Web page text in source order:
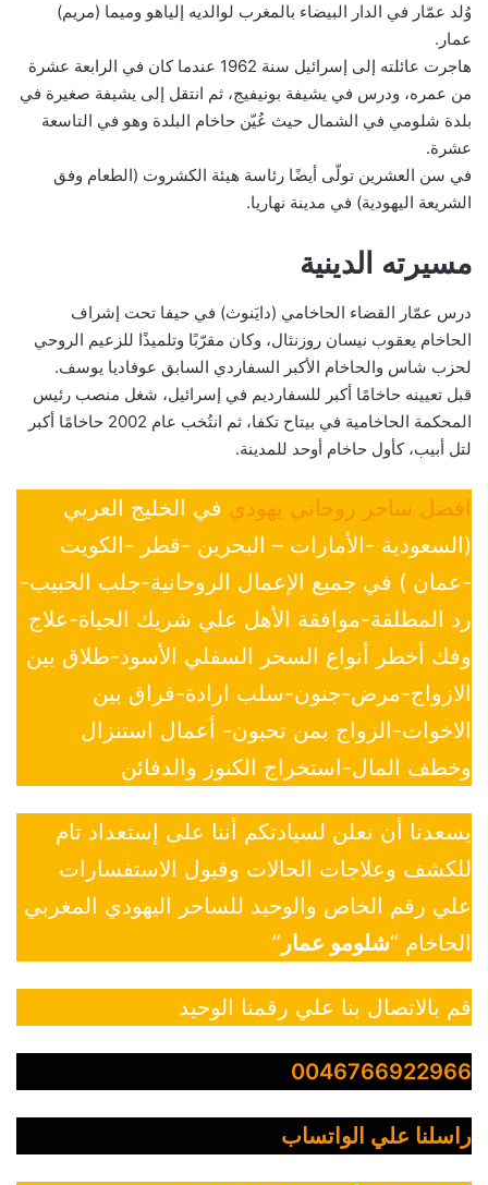
وُلد عمّار في الدار البيضاء بالمغرب لوالديه إلياهو وميما (مريم)
عمار.
هاجرت عائلته إلى إسرائيل سنة 1962 عندما كان في الرابعة عشرة
من عمره، ودرس في يشيفة بونيفيج، ثم انتقل إلى يشيفة صغيرة في
بلدة شلومي في الشمال حيث عُيّن حاخام البلدة وهو في التاسعة
عشرة.
في سن العشرين تولّى أيضًا رئاسة هيئة الكشروت (الطعام وفق
الشريعة اليهودية) في مدينة نهاريا.
مسيرته الدينية
درس عمّار القضاء الحاخامي (دايَنوث) في حيفا تحت إشراف
الحاخام يعقوب نيسان روزنثال، وكان مقرّبًا وتلميذًا للزعيم الروحي
لحزب شاس والحاخام الأكبر السفاردي السابق عوفاديا يوسف.
قبل تعيينه حاخامًا أكبر للسفارديم في إسرائيل، شغل منصب رئيس
المحكمة الحاخامية في بيتاح تكفا، ثم انتُخب عام 2002 حاخامًا أكبر
لتل أبيب، كأول حاخام أوحد للمدينة.
افضل ساحر روحاني يهودي في الخليج العربي
(السعودية -الأمارات – البحرين -قطر -الكويت
-عمان ) في جميع الإعمال الروحانية-جلب الحبيب-
رد المطلقة-موافقة الأهل علي شريك الحياة-علاج
وفك أخطر أنواع السحر السفلي الأسود-طلاق بين
الازواج-مرض-جنون-سلب ارادة-فراق بين
الاخوات-الزواج بمن تحبون- أعمال استنزال
وخطف المال-استخراج الكنوز والدفائن
يسعدنا أن نعلن لسيادتكم أننا على إستعداد تام
للكشف وعلاجات الحالات وقبول الاستفسارات
علي رقم الخاص والوحيد للساحر اليهودي المغربي
الحاخام “شلومو عمار ”
قم بالاتصال بنا علي رقمنا الوحيد
0046766922966
راسلنا علي الواتساب